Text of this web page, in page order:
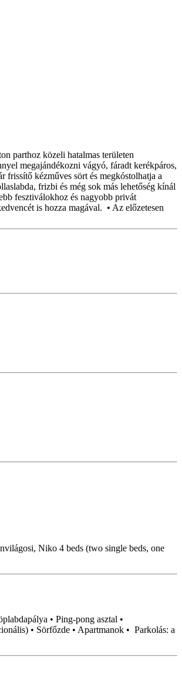
parthoz közeli hatalmas területen
megajándékozni vágyó, fáradt kerékpáros,
frissítő kézműves sört és megkóstolhatja a
frizbi és még sok más lehetőség kínál
fesztiválokhoz és nagyobb privát
is hozza magával. • Az előzetesen
Niko 4 beds (two single beds, one
• Ping-pong asztal •
• Sörfőzde • Apartmanok • Parkolás: a